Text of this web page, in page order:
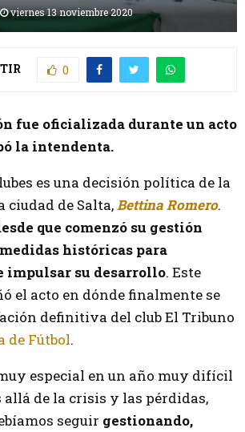
viernes 13 noviembre 2020
0
fue oficializada durante un acto
la intendenta.
es una decisión política de la
ciudad de Salta,Bettina Romero.
que comenzó su gestión
históricas para
impulsar su desarrollo. Este
el acto en dónde finalmente se
definitiva del club El Tribuno
de Fútbol.
especial en un año muy difícil
allá de la crisis y las pérdidas,
seguir gestionando,